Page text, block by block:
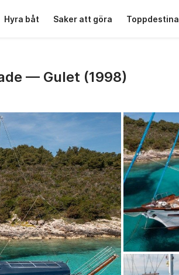
Hyra båt Saker att göra
— Gulet (1998)